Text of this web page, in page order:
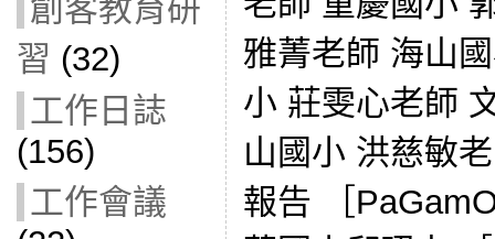
創客教育研
習 (32)
工作日誌
(156)
工作會議
雅菁老師 海山
小 莊雯心老師
山國小 洪慈敏
報告 ［